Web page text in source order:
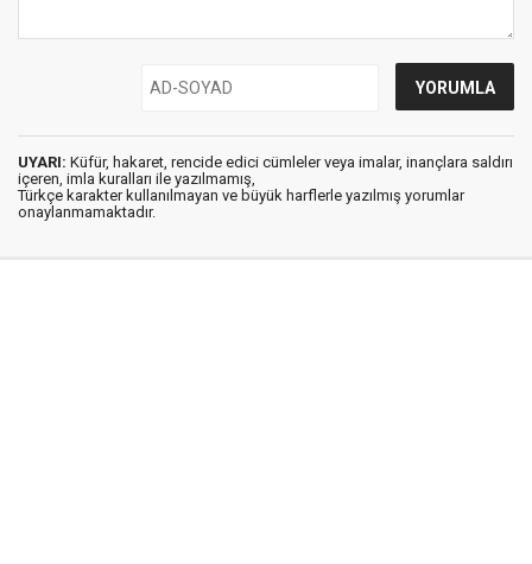
UYARI: Küfür, hakaret, rencide edici cümleler veya imalar, inançlara saldırı
içeren, imla kuralları ile yazılmamış,
Türkçe karakter kullanılmayan ve büyük harflerle yazılmış yorumlar
onaylanmamaktadır.